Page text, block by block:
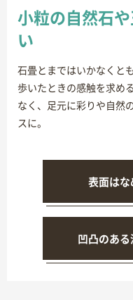
小粒の自然石
い
石畳とまではいかなくと
歩いたときの感触を求め
なく、足元に彩りや自然
スに。
表面は
凹凸のあ